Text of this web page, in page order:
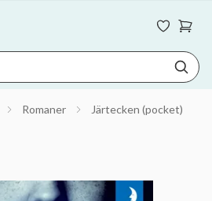
Romaner Järtecken (pocket)